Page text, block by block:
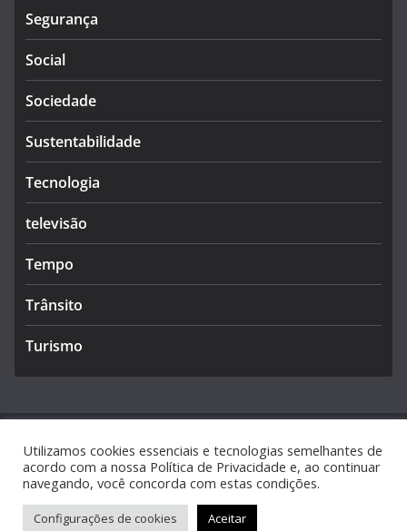
Segurança
Social
Sociedade
Sustentabilidade
Tecnologia
televisão
Tempo
Trânsito
Turismo
Copyright © 2026Caldas Notícias. Todos os direitos
reservados.
Tema:ColorMagpor ThemeGrill. Powered by
Utilizamos cookies essenciais e tecnologias semelhantes de
acordo com a nossa Política de Privacidade e, ao continuar
navegando, você concorda com estas condições.
Configurações de cookies Aceitar